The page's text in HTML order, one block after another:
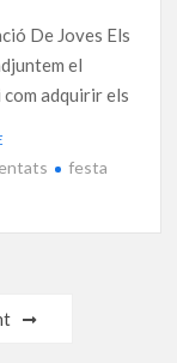
De Joves Els
el
adquirir els
festa